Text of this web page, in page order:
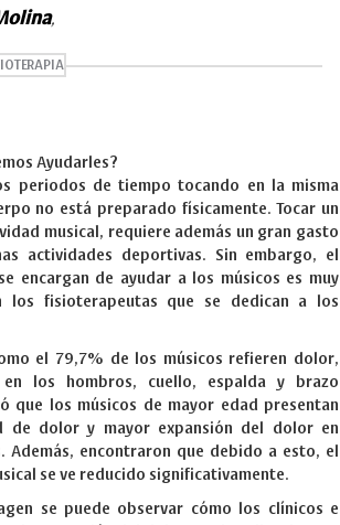
,
Ayudarles?
periodos de tiempo tocando en la misma
no está preparado físicamente. Tocar un
musical, requiere además un gran gasto
actividades deportivas. Sin embargo, el
encargan de ayudar a los músicos es muy
los fisioterapeutas que se dedican a los
el 79,7% de los músicos refieren dolor,
en los hombros, cuello, espalda y brazo
que los músicos de mayor edad presentan
de dolor y mayor expansión del dolor en
encontraron que debido a esto, el
se ve reducido significativamente.
se puede observar cómo los clínicos e